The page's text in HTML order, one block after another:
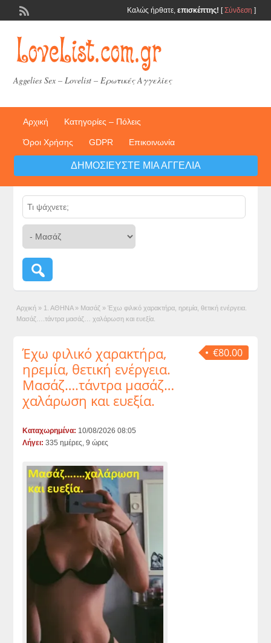
Καλώς ήρθατε, επισκέπτης! [Σύνδεση ]
Aggelies Sex – Lovelist – Ερωτικές Αγγελίες
Αρχική Κατηγορίες – Πόλεις
Όροι Χρήσης GDPR Επικοινωνία
ΔΗΜΟΣΙΕΎΣΤΕ ΜΙΑ ΑΓΓΕΛΊΑ
Αρχική » 1. ΑΘΗΝΑ » Μασάζ » Έχω φιλικό χαρακτήρα, ηρεμία, θετική ενέργεια.
Μασάζ….τάντρα μασάζ… χαλάρωση και ευεξία.
€80.00
Έχω φιλικό χαρακτήρα,
ηρεμία, θετική ενέργεια.
Μασάζ….τάντρα μασάζ…
χαλάρωση και ευεξία.
Καταχωρημένα: 10/08/2026 08:05
Λήγει: 335 ημέρες, 9 ώρες